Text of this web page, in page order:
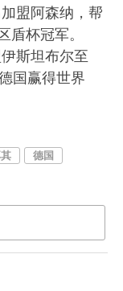
盟阿森纳，帮
杯冠军。
斯坦布尔至
国赢得世界
德国